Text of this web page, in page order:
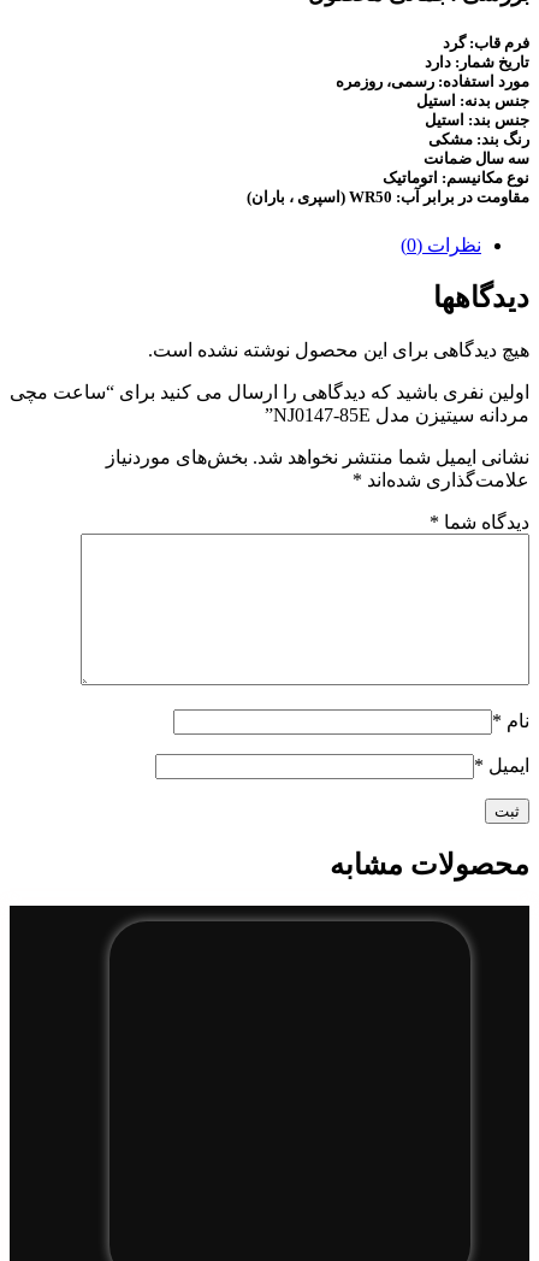
فرم قاب: گرد
تاریخ شمار: دارد
مورد استفاده: رسمی، روزمره
جنس بدنه: استیل
جنس بند: استیل
رنگ بند: مشکی
سه سال ضمانت
نوع مکانیسم: اتوماتیک
مقاومت در برابر آب: WR50 (اسپری ، باران)
نظرات (0)
دیدگاهها
هیچ دیدگاهی برای این محصول نوشته نشده است.
اولین نفری باشید که دیدگاهی را ارسال می کنید برای “ساعت مچی
مردانه سیتیزن مدل NJ0147-85E”
نشانی ایمیل شما منتشر نخواهد شد. بخش‌های موردنیاز
علامت‌گذاری شده‌اند *
دیدگاه شما *
نام *
ایمیل *
محصولات مشابه